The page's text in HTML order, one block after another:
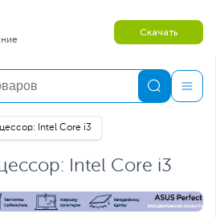
Скачать
Intel Core i3
Intel Core i3